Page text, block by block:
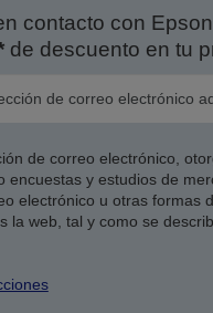
contacto con
de descuento en tu
de correo electrónico,
y estudios de
electrónico u otras formas
la web, tal y como se